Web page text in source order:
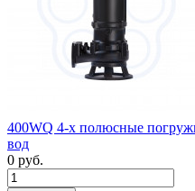
400WQ 4-х полюсные
вод
0 руб.